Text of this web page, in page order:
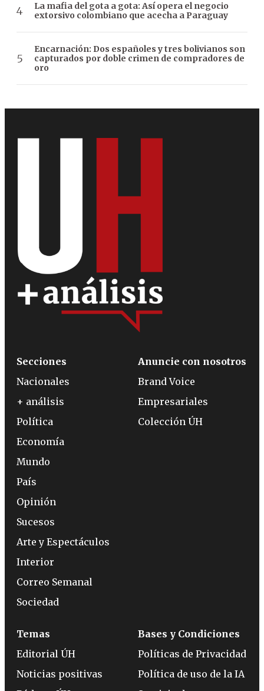
La mafia del gota a gota: Así opera el negocio
extorsivo colombiano que acecha a Paraguay
Encarnación: Dos españoles y tres bolivianos son
capturados por doble crimen de compradores de
oro
Secciones
Nacionales
+ análisis
Política
Economía
Mundo
País
Opinión
Sucesos
Arte y Espectáculos
Interior
Correo Semanal
Sociedad
Anuncie con nosotros
Brand Voice
Empresariales
Colección ÚH
Temas
Editorial ÚH
Noticias positivas
Bases y Condiciones
Políticas de Privacidad
Política de uso de la IA